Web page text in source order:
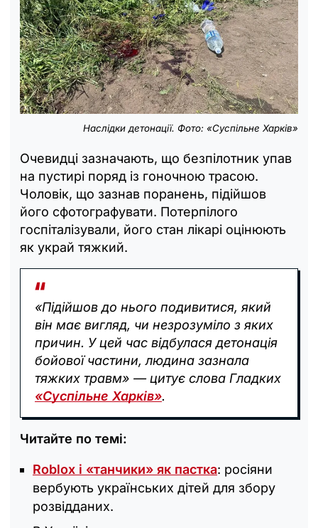
Наслідки детонації. Фото: «Суспільне Харків»
Очевидці зазначають, що безпілотник упав
на пустирі поряд із гоночною трасою.
Чоловік, що зазнав поранень, підійшов
його сфотографувати. Потерпілого
госпіталізували, його стан лікарі оцінюють
як украй тяжкий.
«Підійшов до нього подивитися, який
він має вигляд, чи незрозуміло з яких
причин. У цей час відбулася детонація
бойової частини, людина зазнала
тяжких травм» — цитує слова Гладких
«Суспільне Харків».
Читайте по темі:
Roblox і «танчики» як пастка: росіяни
вербують українських дітей для збору
розвідданих.